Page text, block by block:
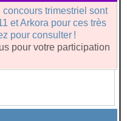
trimestriel sont
et Arkora pour ces très
pour consulter !
pour votre participation